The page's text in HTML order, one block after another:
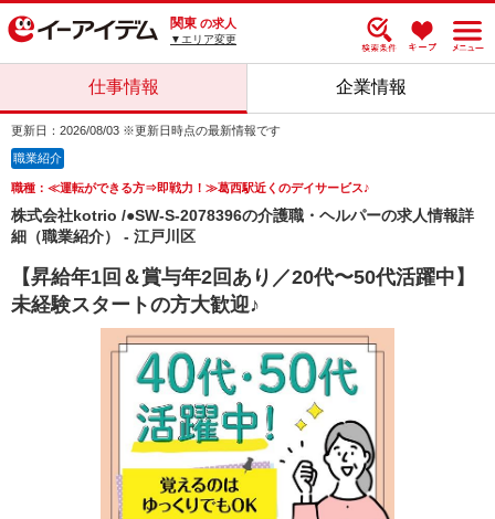
関東 の求人
▼エリア変更
仕事情報 企業情報
更新日：2026/08/03 ※更新日時点の最新情報です
職業紹介
職種：≪運転ができる方⇒即戦力！≫葛西駅近くのデイサービス♪
株式会社kotrio /●SW-S-2078396の介護職・ヘルパーの求人情報詳
細（職業紹介） - 江戸川区
【昇給年1回＆賞与年2回あり／20代〜50代活躍中】
未経験スタートの方大歓迎♪